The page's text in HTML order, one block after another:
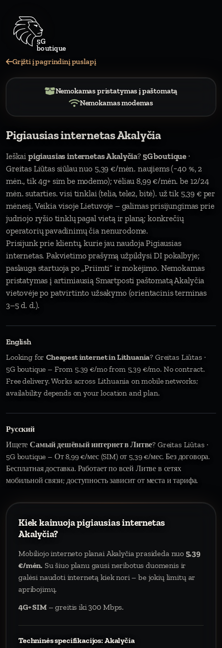
Grįžti į pagrindinį puslapį
Nemokamas pristatymas į paštomatą
Nemokamas modemas
Pigiausias internetas Akalyčia
Ieškai pigiausias internetas Akalyčia? 5G boutique ·
Greitas Liūtas siūlau nuo 5,39 €/mėn. naujiems (−40 %, 2
mėn., tik 4g+ sim be modemo); vėliau 8,99 €/mėn. be 12/24
mėn. sutarties. visi tinklai (telia, tele2, bitė). už tik 5,39 € per
mėnesį. Veikia visoje Lietuvoje – galimas prisijungimas prie
judriojo ryšio tinklų pagal vietą ir planą; konkrečių
operatorių pavadinimų čia nenurodome.
Prisijunk prie klientų, kurie jau naudoja Pigiausias
internetas. Pakvietimo prašymą užpildysi DI pokalbyje;
paslauga startuoja po „Priimti“ ir mokėjimo. Nemokamas
pristatymas į artimiausią Smartposti paštomatą Akalyčia
vietovėje po patvirtinto užsakymo (orientacinis terminas
3–5 d. d.).
English
Looking forCheapest internet in Lithuania? Greitas Liūtas ·
5G boutique – From 5.39 €/mo from 5,39 €/mo. No contract.
Free delivery. Works across Lithuania on mobile networks;
availability depends on your location and plan.
Русский
ИщетеСамый дешёвый интернет в Литве? Greitas Liūtas ·
5G boutique – От 8,99 €/мес (SIM) от 5,39 €/мес. Без договора.
Бесплатная доставка. Работает по всей Литве в сетях
мобильной связи; доступность зависит от места и тарифа.
Kiek kainuoja pigiausias internetas
Akalyčia?
Mobiliojo interneto planai Akalyčia prasideda nuo 5,39
€/mėn. Su šiuo planu gausi neribotus duomenis ir
galėsi naudoti internetą kiek nori – be jokių limitų ar
apribojimų.
4G+ SIM– greitis iki 300 Mbps.
Techninės specifikacijos: Akalyčia